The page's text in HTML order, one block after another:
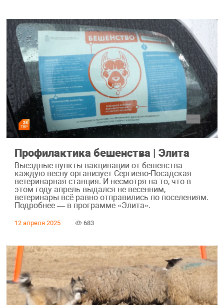
Профилактика бешенства | Элита
Выездные пункты вакцинации от бешенства
каждую весну организует Сергиево-Посадская
ветеринарная станция. И несмотря на то, что в
этом году апрель выдался не весенним,
ветеринары всё равно отправились по поселениям.
Подробнее — в программе «Элита».
12 апреля 2025 683